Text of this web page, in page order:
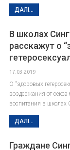
ДАЛІ...
В школах
расскажут о
17.03.2019
О "здоровых
воздержания от секса
воспитания в школах
ДАЛІ...
Граждане